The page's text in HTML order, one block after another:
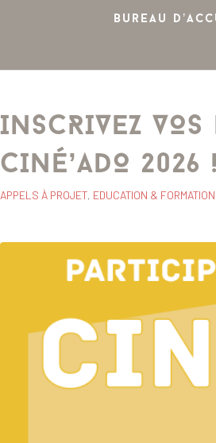
Bureau
INSCRIVEZ VOS
CINÉ’ADO 2026 !
APPELS À PROJET, EDUCATION & FORMATION